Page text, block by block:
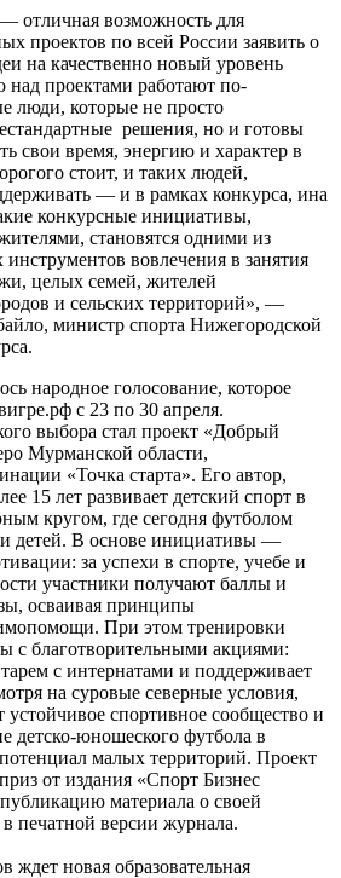
— отличная возможность для
проектов по всей России заявить о
на качественно новый уровень
над проектами работают по-
люди, которые не просто
решения, но и готовы
свои время, энергию и характер в
стоит, и таких людей,
— и в рамках конкурса, ина
конкурсные инициативы,
становятся одними из
вовлечения в занятия
целых семей, жителей
и сельских территорий», —
министр спорта Нижегородской
народное голосование, которое
с 23 по 30 апреля.
выбора стал проект «Добрый
Мурманской области,
«Точка старта». Его автор,
15 лет развивает детский спорт в
кругом, где сегодня футболом
детей. В основе инициативы —
за успехи в спорте, учебе и
участники получают баллы и
осваивая принципы
При этом тренировки
с благотворительными акциями:
с интернатами и поддерживает
на суровые северные условия,
спортивное сообщество и
детско-юношеского футбола в
малых территорий. Проект
от издания «Спорт Бизнес
материала о своей
печатной версии журнала.
ждет новая образовательная